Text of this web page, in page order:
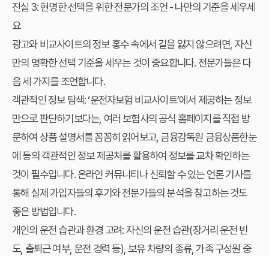
진실 3: 현명한 선택을 위한 전문가의 조언 - 나만의 기준을 세우세
요
광고와 비교사이트의 정보 홍수 속에서 길을 잃지 않으려면, 자신
만의 명확한 선택 기준을 세우는 것이 중요합니다. 전문가들은 다
음 세 가지를 조언합니다.
객관적인 정보 탐색: ‘운전자보험 비교사이트’에서 제공하는 정보
만으로 판단하기보다는, 여러 보험사의 공식 홈페이지를 직접 방
문하여 상품 설명서를 꼼꼼히 읽어보고, 금융감독원 금융상품한눈
에 등의 객관적인 정보 제공처를 활용하여 정보를 교차 확인하는
것이 필수입니다. 온라인 커뮤니티나 신뢰할 수 있는 언론 기사를
통해 실제 가입자들의 후기와 전문가들의 분석을 참고하는 것도
좋은 방법입니다.
개인의 운전 습관과 환경 고려: 자신의 운전 습관(장거리 운전 빈
도, 출퇴근 여부, 운전 경력 등), 보유 차량의 종류, 가족 구성원 중